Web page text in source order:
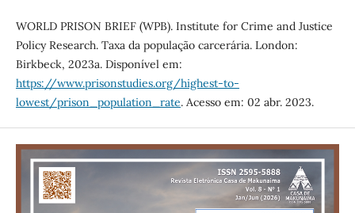
WORLD PRISON BRIEF (WPB). Institute for Crime and Justice
Policy Research. Taxa da população carcerária. London:
Birkbeck, 2023a. Disponível em:
https://www.prisonstudies.org/highest-to-
lowest/prison_population_rate. Acesso em: 02 abr. 2023.